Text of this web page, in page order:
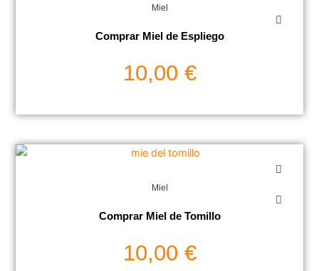
Miel
Comprar Miel de Espliego
10,00 €
Miel
Comprar Miel de Tomillo
10,00 €